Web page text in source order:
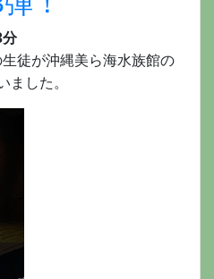
分
徒が沖縄美ら海水族館の
ました。